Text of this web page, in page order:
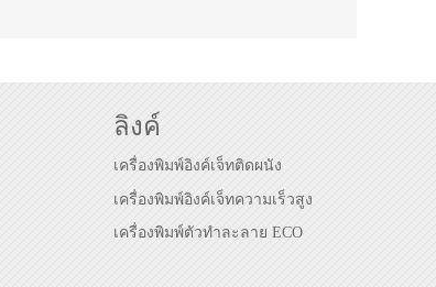
ลิงค์
เครื่องพิมพ์อิงค์เจ็ทติดผนัง
เครื่องพิมพ์อิงค์เจ็ทความเร็วสูง
เครื่องพิมพ์ตัวทำละลาย ECO